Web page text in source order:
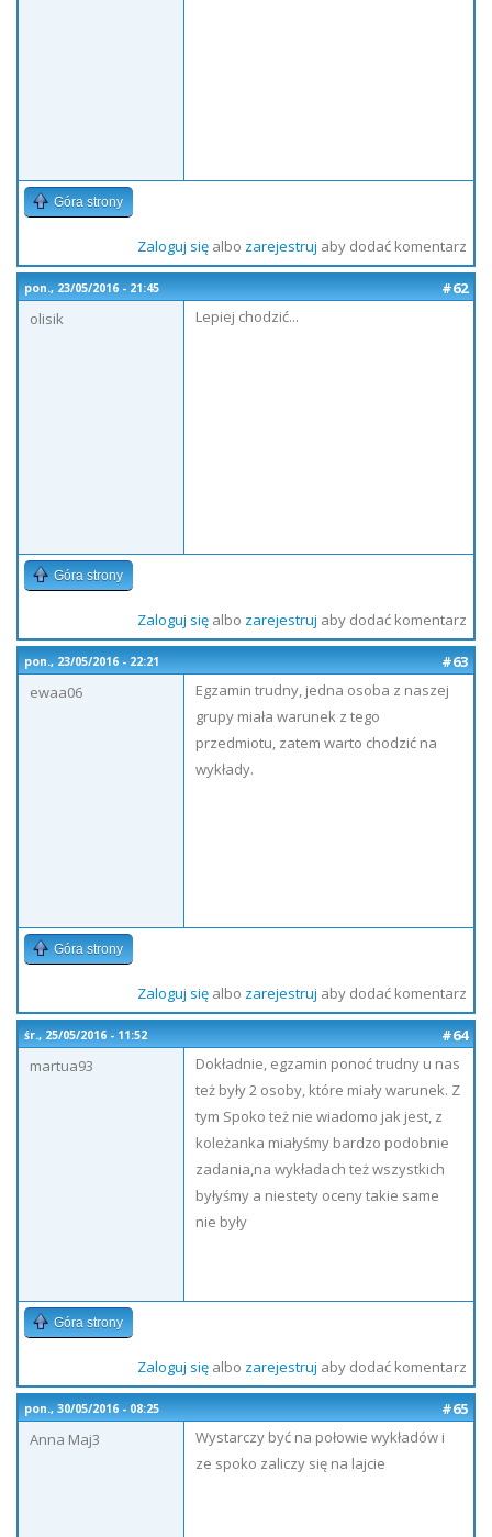
Góra strony
Zaloguj sięalbo zarejestruj aby dodać komentarz
pon., 23/05/2016 - 21:45
#62
olisik
Lepiej chodzić...
Góra strony
Zaloguj sięalbo zarejestruj aby dodać komentarz
pon., 23/05/2016 - 22:21
#63
ewaa06
Egzamin trudny, jedna osoba z naszej
grupy miała warunek z tego
przedmiotu, zatem warto chodzić na
wykłady.
Góra strony
Zaloguj sięalbo zarejestruj aby dodać komentarz
śr., 25/05/2016 - 11:52
#64
martua93
Dokładnie, egzamin ponoć trudny u nas
też były 2 osoby, które miały warunek. Z
tym Spoko też nie wiadomo jak jest, z
koleżanka miałyśmy bardzo podobnie
zadania,na wykładach też wszystkich
byłyśmy a niestety oceny takie same
nie były
Góra strony
Zaloguj sięalbo zarejestruj aby dodać komentarz
pon., 30/05/2016 - 08:25
#65
Anna Maj3
Wystarczy być na połowie wykładów i
ze spoko zaliczy się na lajcie